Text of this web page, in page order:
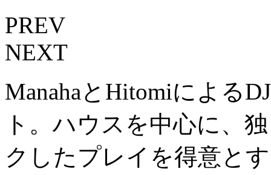
PREV
NEXT
ManahaとHitomiによる
ト。ハウスを中心に、
クしたプレイを得意と